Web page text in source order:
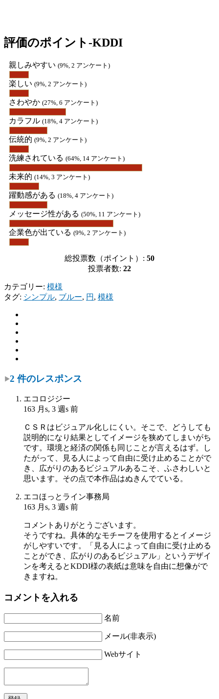
評価のポイント-KDDI
親しみやすい (9%, 2 アンケート)
楽しい (9%, 2 アンケート)
さわやか (27%, 6 アンケート)
カラフル (18%, 4 アンケート)
伝統的 (9%, 2 アンケート)
洗練されている (64%, 14 アンケート)
未来的 (14%, 3 アンケート)
躍動感がある (18%, 4 アンケート)
メッセージ性がある (50%, 11 アンケート)
企業色が出ている (9%, 2 アンケート)
総投票数（ポイント）: 50
投票者数: 22
カテゴリー: 模様
タグ: シンプル, ブルー, 円 , 模様
2 件のレスポンス
エコロジジー
163 月s, 3 週s 前
ＣＳＲはビジュアル化しにくい。そこで、どうしても
説明的になり結果としてイメージを狭めてしまいがち
です。環境と経済の関係も同じことが言えるはず。し
たがって、見る人によって自由に受け止めることがで
き、広がりのあるビジュアルあるこそ、ふさわしいと
思います。その点で本作品はぬきんでている。
エコほっとライン事務局
163 月s, 3 週s 前
コメントありがとうございます。
そうですね。具体的なモチーフを使用するとイメージ
がしやすいです。「見る人によって自由に受け止める
ことができ、広がりのあるビジュアル」というデザイ
ンを考えるとKDDI様の表紙は意味を自由に想像がで
きますね。
コメントを入れる
名前
メール(非表示)
Webサイト